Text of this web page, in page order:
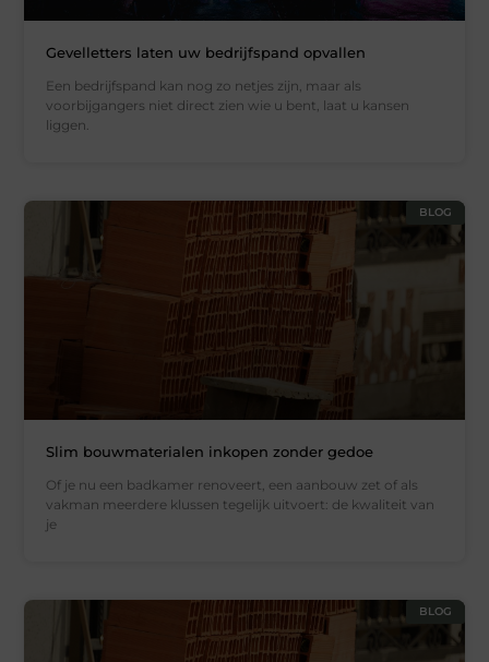
Gevelletters laten uw bedrijfspand opvallen
Een bedrijfspand kan nog zo netjes zijn, maar als
voorbijgangers niet direct zien wie u bent, laat u kansen
liggen.
BLOG
Slim bouwmaterialen inkopen zonder gedoe
Of je nu een badkamer renoveert, een aanbouw zet of als
vakman meerdere klussen tegelijk uitvoert: de kwaliteit van
je
BLOG